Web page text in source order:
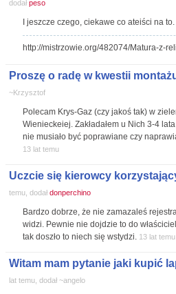
dodał peso
I jeszcze czego, ciekawe co ateiści na to.
http://mistrzowie.org/482074/Matura-z-
Proszę o radę w kwestii
~Krzysztof
Polecam Krys-Gaz (czy jakoś tak) w
Wienieckeiej. Zakładałem u Nich 3-4
nie musiało być poprawiane czy
13 lat temu
Uczcie się kierowcy
temu, dodał donperchino
Bardzo dobrze, że nie zamazaleś
widzi. Pewnie nie dojdzie to do
tak doszło to niech się wstydzi. 13 lat temu
Witam mam pytanie jaki kupić
lat temu, dodał ~angelo